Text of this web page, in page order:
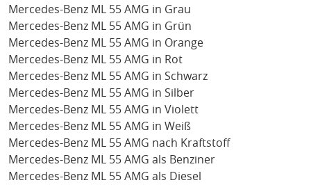
Mercedes-Benz ML 55 AMG in Grau
Mercedes-Benz ML 55 AMG in Grün
Mercedes-Benz ML 55 AMG in Orange
Mercedes-Benz ML 55 AMG in Rot
Mercedes-Benz ML 55 AMG in Schwarz
Mercedes-Benz ML 55 AMG in Silber
Mercedes-Benz ML 55 AMG in Violett
Mercedes-Benz ML 55 AMG in Weiß
Mercedes-Benz ML 55 AMG nach Kraftstoff
Mercedes-Benz ML 55 AMG als Benziner
Mercedes-Benz ML 55 AMG als Diesel